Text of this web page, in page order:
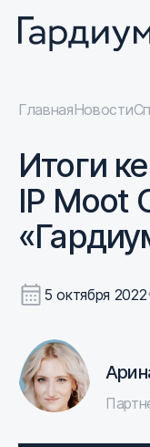
ГлавнаяНовости
Итоги
IP Moot
5 октября 2022